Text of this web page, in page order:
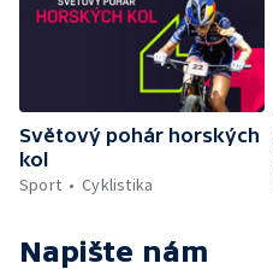
Světový pohár horských
kol
Sport
Cyklistika
Napište nám